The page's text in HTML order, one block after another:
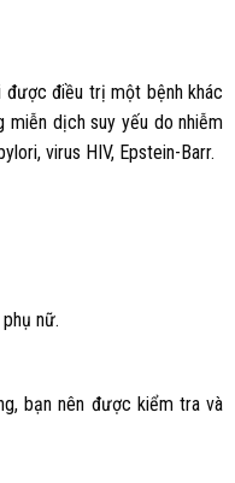
được điều trị một bệnh khác
miễn dịch suy yếu do nhiễm
virus HIV, Epstein-Barr.
nữ.
bạn nên được kiểm tra và